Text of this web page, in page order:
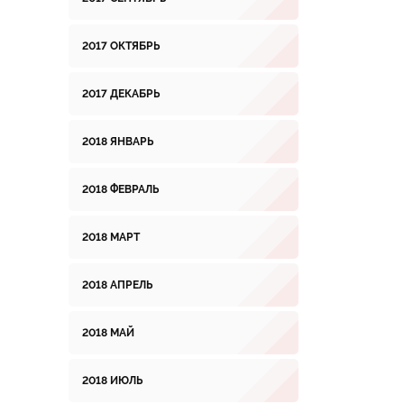
2017 ОКТЯБРЬ
2017 ДЕКАБРЬ
2018 ЯНВАРЬ
2018 ФЕВРАЛЬ
2018 МАРТ
2018 АПРЕЛЬ
2018 МАЙ
2018 ИЮЛЬ